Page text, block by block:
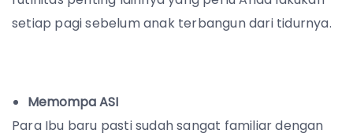
setiap pagi sebelum anak terbangun dari tidurnya.
Memompa ASI
Para Ibu baru pasti sudah sangat familiar dengan